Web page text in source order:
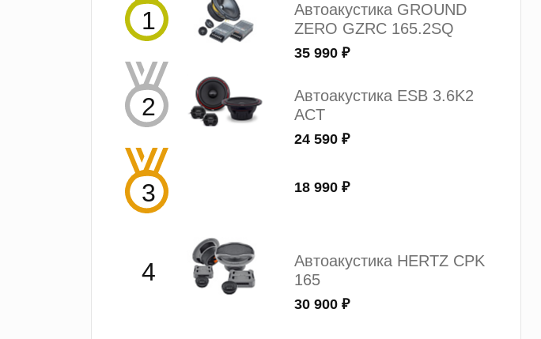
Автоакустика GROUND
ZERO GZRC 165.2SQ
35 990 ₽
Автоакустика ESB 3.6K2
ACT
24 590 ₽
18 990 ₽
Автоакустика HERTZ CPK
165
30 900 ₽